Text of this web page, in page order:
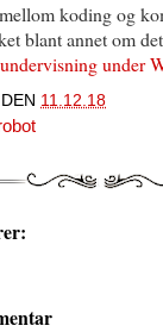
koding og
blant annet om
under
DEN 11.12.18